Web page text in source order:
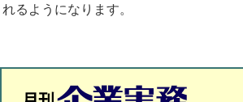
れるようになります。